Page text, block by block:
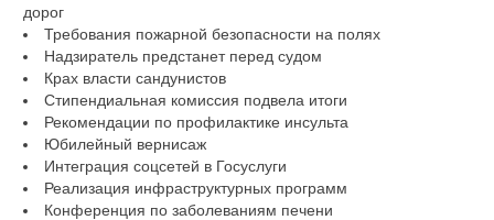
дорог
Требования пожарной безопасности на полях
Надзиратель предстанет перед судом
Крах власти сандунистов
Стипендиальная комиссия подвела итоги
Рекомендации по профилактике инсульта
Юбилейный вернисаж
Интеграция соцсетей в Госуслуги
Реализация инфраструктурных программ
Конференция по заболеваниям печени